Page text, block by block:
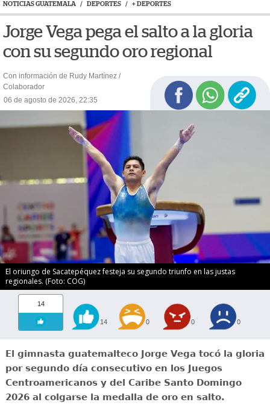
NOTICIAS GUATEMALA / DEPORTES / + DEPORTES
Jorge Vega pega el salto a la gloria
con su segundo oro regional
Con información de Rudy Martínez /
Colaborador
06 de agosto de 2026, 22:35
El oriungo de Sacatepéquez festeja su segundo triunfo en las justas
regionales. (Foto: COG)
14
14 0 0 0
El gimnasta guatemalteco Jorge Vega tocó la gloria
por segundo día consecutivo en los Juegos
Centroamericanos y del Caribe Santo Domingo
2026 al colgarse la medalla de oro en salto.